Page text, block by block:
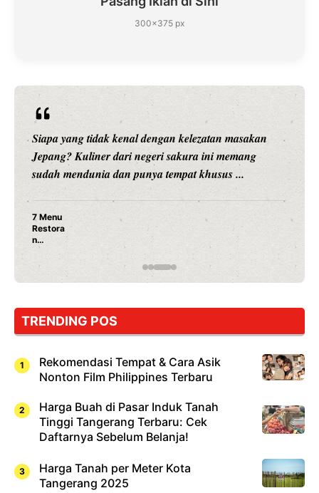
300×375 px
Siapa yang tidak kenal dengan kelezatan masakan
Jepang? Kuliner dari negeri sakura ini memang
sudah mendunia dan punya tempat khusus ...
7 Menu
Restora
n
Jepang
yang
Dicoba,
Cuma
Sushi!
TRENDING POS
Rekomendasi Tempat & Cara Asik
Nonton Film Philippines Terbaru
Harga Buah di Pasar Induk Tanah
Tinggi Tangerang Terbaru: Cek
Daftarnya Sebelum Belanja!
Harga Tanah per Meter Kota
Tangerang 2025